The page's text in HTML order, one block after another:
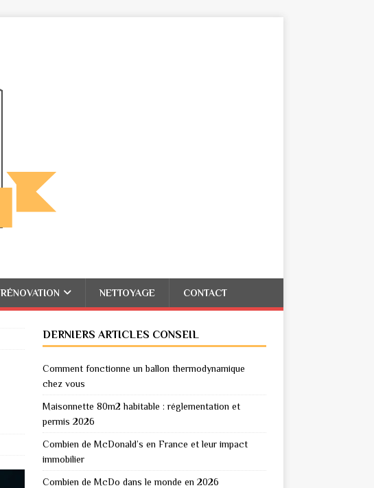
RÉNOVATION NETTOYAGE CONTACT
DERNIERS ARTICLES CONSEIL
Comment fonctionne un ballon thermodynamique
chez vous
Maisonnette 80m2 habitable : réglementation et
permis 2026
Combien de McDonald’s en France et leur impact
immobilier
Combien de McDo dans le monde en 2026